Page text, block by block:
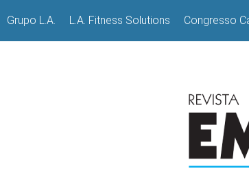
Grupo L.A. L.A. Fitness Solutions Congresso